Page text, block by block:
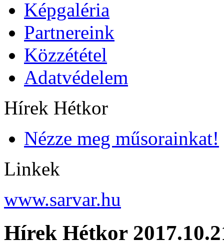
Képgaléria
Partnereink
Közzététel
Adatvédelem
Hírek Hétkor
Nézze meg műsorainkat!
Linkek
www.sarvar.hu
Hírek Hétkor